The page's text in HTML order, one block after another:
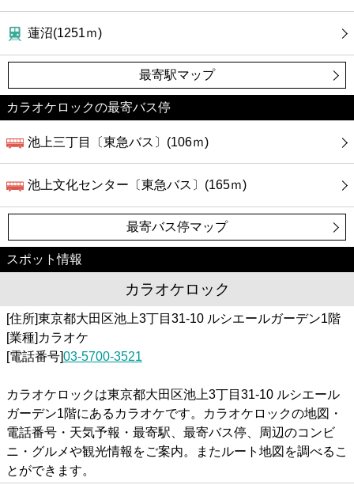
蓮沼(1251ｍ)
最寄駅マップ
カラオケロックの最寄バス停
池上三丁目〔東急バス〕(106ｍ)
池上文化センター〔東急バス〕(165ｍ)
最寄バス停マップ
スポット情報
カラオケロック
[住所]東京都大田区池上3丁目31-10 ルシエールガーデン1階
[業種]カラオケ
[電話番号]03-5700-3521
カラオケロックは東京都大田区池上3丁目31-10 ルシエール
ガーデン1階にあるカラオケです。カラオケロックの地図・
電話番号・天気予報・最寄駅、最寄バス停、周辺のコンビ
ニ・グルメや観光情報をご案内。またルート地図を調べるこ
とができます。